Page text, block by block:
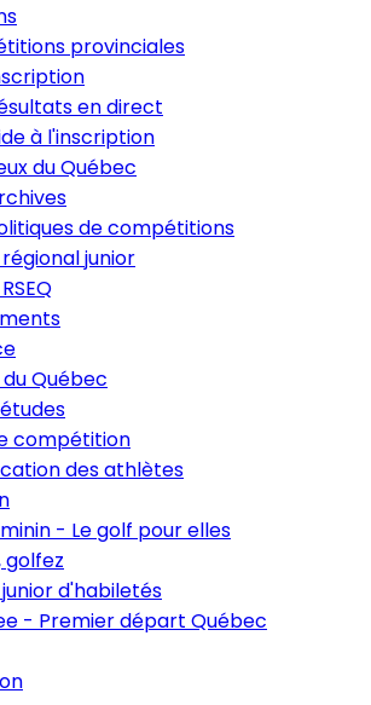
provinciales
en direct
à l'inscription
du Québec
de compétitions
junior
du Québec
compétition
des athlètes
- Le golf pour elles
golfez
d'habiletés
- Premier départ Québec